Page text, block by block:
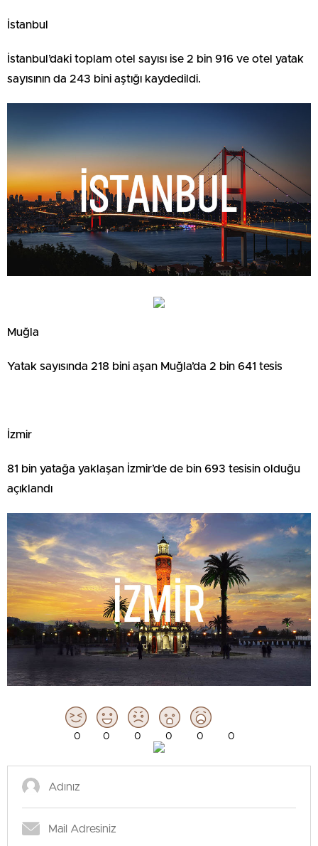
İstanbul
İstanbul’daki toplam otel sayısı ise 2 bin 916 ve otel yatak
sayısının da 243 bini aştığı kaydedildi.
Muğla
Yatak sayısında 218 bini aşan Muğla’da 2 bin 641 tesis
İzmir
81 bin yatağa yaklaşan İzmir’de de bin 693 tesisin olduğu
açıklandı
0 0 0 0 0 0